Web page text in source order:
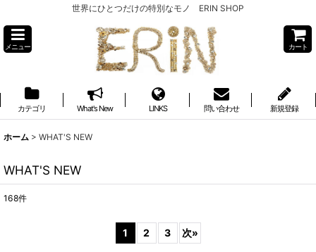
世界にひとつだけの特別なモノ ERIN SHOP
メニュー カート
カテゴリ What's New LINKS 問い合わせ 新規登録
ホーム > WHAT'S NEW
WHAT'S NEW
168件
1 2 3 次»